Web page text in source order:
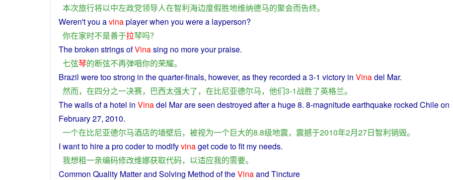
本次旅行将以中左政党领导人在智利海边度假胜地维纳德马的聚会而告终。
Weren'tyou avinaplayerwhen you were a layperson?
你在家时不是善于拉琴吗？
The broken stringsofVinasing no moreyourpraise.
七弦琴的断弦不再弹唱你的荣耀。
Brazil weretoostrong in the quarter-finals, however, asthey recorded a3-1 victory in Vinadel Mar.
然而， 在四分之一决赛， 巴西太强大了， 在比尼亚德尔马， 他们3-1战胜了英格兰。
Thewallsofa hotel in Vinadel Marareseen destroyed aftera huge8. 8-magnitudeearthquake rocked Chileon
February 27, 2010.
一个在比尼亚德尔马酒店的墙壁后， 被视为一个巨大的8.8级地震， 震撼于2010年2月27日智利销毁。
I wantto hireaprocoder to modifyvinagetcodetofit my needs.
我想租一亲编码修改维娜获取代码， 以适应我的需要。
Common Quality Matterand Solving Method oftheVinaand Tincture